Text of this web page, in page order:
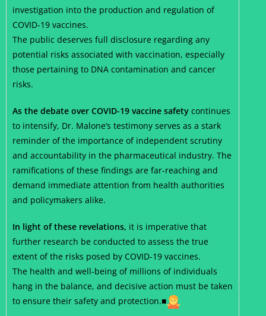
investigation into the production and regulation of
COVID-19 vaccines.
The public deserves full disclosure regarding any
potential risks associated with vaccination, especially
those pertaining to DNA contamination and cancer
risks.
As the debate over COVID-19 vaccine safety continues
to intensify, Dr. Malone’s testimony serves as a stark
reminder of the importance of independent scrutiny
and accountability in the pharmaceutical industry. The
ramifications of these findings are far-reaching and
demand immediate attention from health authorities
and policymakers alike.
In light of these revelations, it is imperative that
further research be conducted to assess the true
extent of the risks posed by COVID-19 vaccines.
The health and well-being of millions of individuals
hang in the balance, and decisive action must be taken
to ensure their safety and protection.■